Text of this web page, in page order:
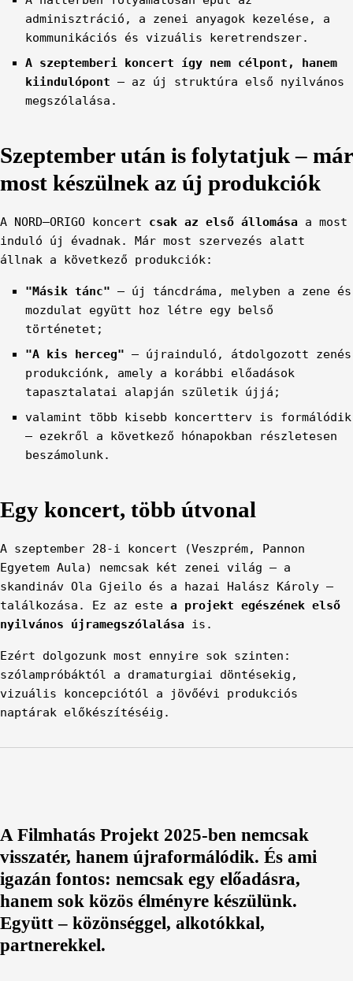
adminisztráció, a zenei anyagok kezelése, a
kommunikációs és vizuális keretrendszer.
A szeptemberi koncert így nem célpont, hanem
kiindulópont – az új struktúra első nyilvános
megszólalása.
Szeptember után is folytatjuk – már
most készülnek az új produkciók
A NORD–ORIGO koncert csak az első állomása a most
induló új évadnak. Már most szervezés alatt
állnak a következő produkciók:
"Másik tánc" – új táncdráma, melyben a zene és
mozdulat együtt hoz létre egy belső
történetet;
"A kis herceg" – újrainduló, átdolgozott zenés
produkciónk, amely a korábbi előadások
tapasztalatai alapján születik újjá;
valamint több kisebb koncertterv is formálódik
– ezekről a következő hónapokban részletesen
beszámolunk.
Egy koncert, több útvonal
A szeptember 28-i koncert (Veszprém, Pannon
Egyetem Aula) nemcsak két zenei világ – a
skandináv Ola Gjeilo és a hazai Halász Károly –
találkozása. Ez az este a projekt egészének első
nyilvános újramegszólalása is.
Ezért dolgozunk most ennyire sok szinten:
szólampróbáktól a dramaturgiai döntésekig,
vizuális koncepciótól a jövőévi produkciós
naptárak előkészítéséig.
A Filmhatás Projekt 2025-ben nemcsak
visszatér, hanem újraformálódik. És ami
igazán fontos: nemcsak egy előadásra,
hanem sok közös élményre készülünk.
Együtt – közönséggel, alkotókkal,
partnerekkel.